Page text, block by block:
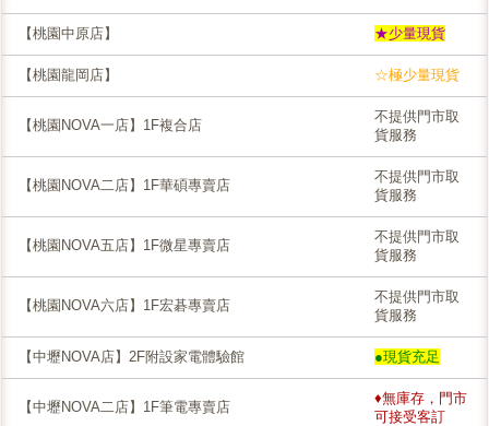
【桃園中原店】 ★少量現貨
【桃園龍岡店】 ☆極少量現貨
【桃園NOVA一店】1F複合店
不提供門市取
貨服務
【桃園NOVA二店】1F華碩專賣店
不提供門市取
貨服務
【桃園NOVA五店】1F微星專賣店
不提供門市取
貨服務
【桃園NOVA六店】1F宏碁專賣店
不提供門市取
貨服務
【中壢NOVA店】2F附設家電體驗館 ●現貨充足
【中壢NOVA二店】1F筆電專賣店
♦無庫存，門市
可接受客訂